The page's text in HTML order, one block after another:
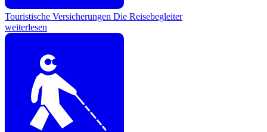
Touristische Versicherungen Die Reisebegleiter
weiterlesen